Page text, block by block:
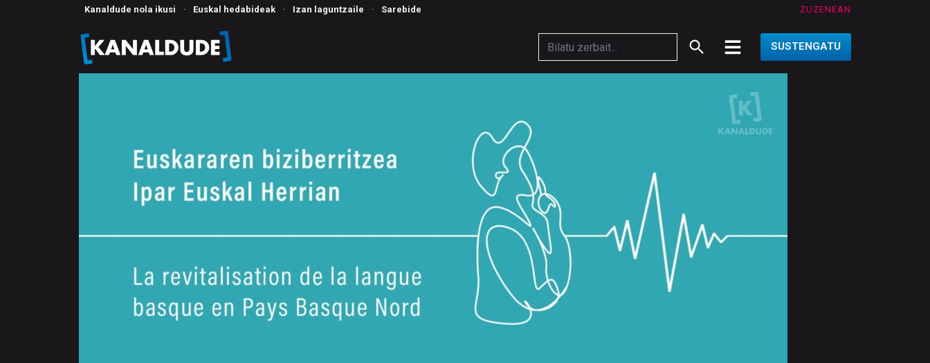
Kanaldude nola ikusi · Euskal hedabideak · Izan laguntzaile · Sarebide ZUZENEAN
SUSTENGATU